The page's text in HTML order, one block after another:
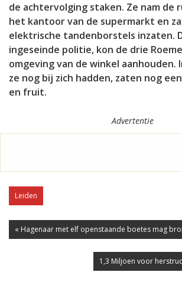
de achtervolging staken. Ze nam de
het kantoor van de supermarkt en
elektrische tandenborstels inzaten.
ingeseinde politie, kon de drie
omgeving van de winkel aanhouden.
ze nog bij zich hadden, zaten nog
en fruit.
Advertentie
Leiden
« Hagenaar met elf openstaande boetes mag
1,3 Miljoen voor